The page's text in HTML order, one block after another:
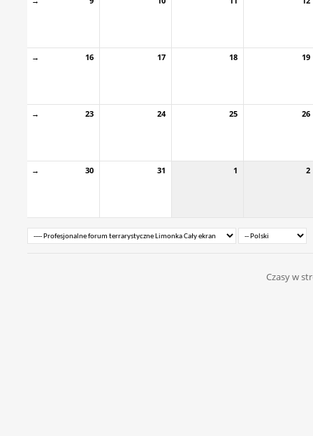
→ 16 17 18 19
→ 23 24 25 26
→ 30 31 1 2
Czasy w